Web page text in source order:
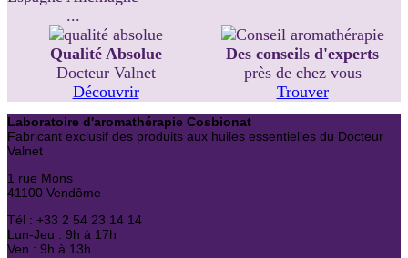
...
Qualité Absolue
Docteur Valnet
Découvrir
Des conseils d'experts
près de chez vous
Trouver
Laboratoire d'aromathérapie Cosbionat
Fabricant exclusif des produits aux huiles essentielles du Docteur
Valnet
1 rue Mons
41100 Vendôme
Tél : +33 2 54 23 14 14
Lun-Jeu : 9h à 17h
Ven : 9h à 13h